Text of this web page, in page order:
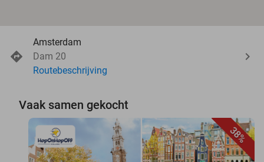
Amsterdam
Dam 20
Routebeschrijving
Vaak samen gekocht
38%